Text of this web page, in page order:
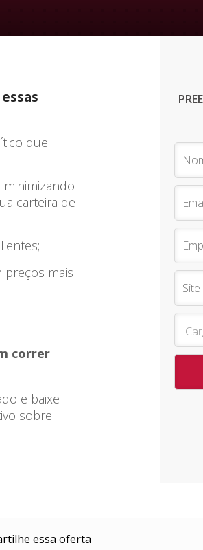
que
carteira de
preços mais
correr
e baixe
sobre
essa oferta